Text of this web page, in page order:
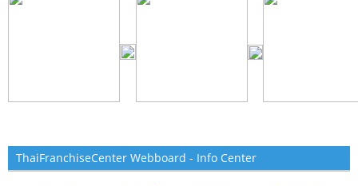
ThaiFranchiseCenter Webboard - Info Center